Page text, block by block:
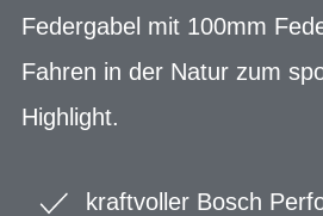
Federgabel mit 100mm
Fahren in der Natur zum
Highlight.
kraftvoller Bosch